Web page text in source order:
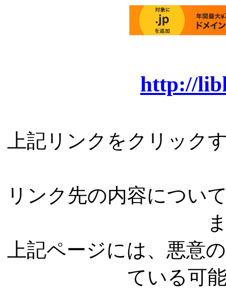
http://
上記リンクをクリック
リンク先の内容につい
上記ページには、悪意
ている可